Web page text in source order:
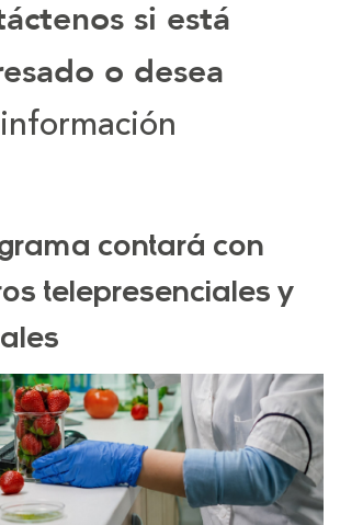
si está
o desea
contará con
telepresenciales y